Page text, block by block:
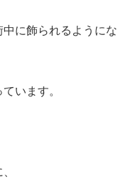
に飾られるようにな
います。